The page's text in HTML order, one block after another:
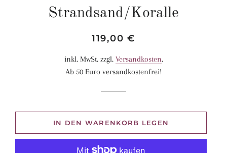
Strandsand/Koralle
Normaler
Sonderpreis
119,00 €
inkl. MwSt. zzgl. Versandkosten.
Ab 50 Euro versandkostenfrei!
IN DEN WARENKORB LEGEN